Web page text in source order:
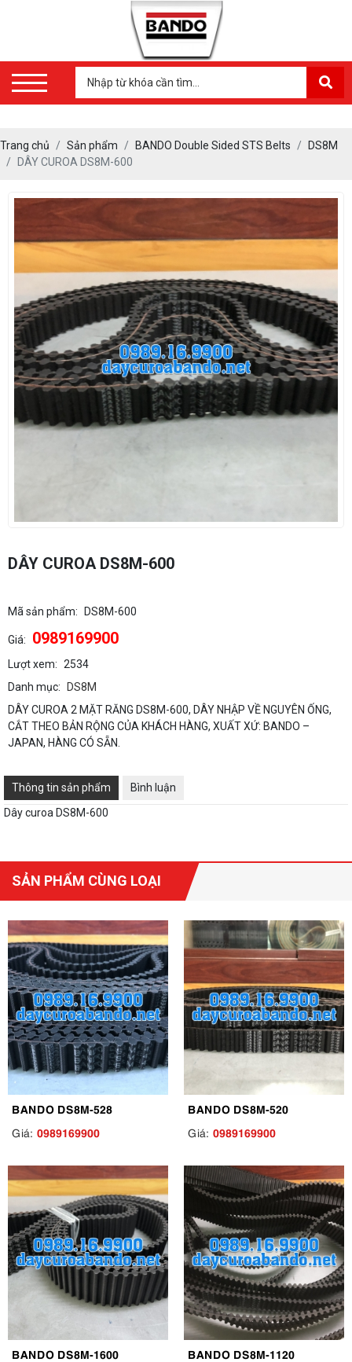
Trang chủ Sản phẩm BANDO Double Sided STS Belts
DS8M
DÂY CUROA DS8M-600
DÂY CUROA DS8M-600
Mã sản phẩm: DS8M-600
Giá: 0989169900
Lượt xem: 2534
Danh mục:
DS8M
DÂY CUROA 2 MẶT RĂNG DS8M-600, DÂY NHẬP VỀ NGUYÊN ỐNG,
CẮT THEO BẢN RỘNG CỦA KHÁCH HÀNG, XUẤT XỨ: BANDO –
JAPAN, HÀNG CÓ SẴN.
Thông tin sản phẩm
Bình luận
Dây curoa DS8M-600
SẢN PHẨM CÙNG LOẠI
BANDO DS8M-528
Giá: 0989169900
BANDO DS8M-520
Giá: 0989169900
BANDO DS8M-1600 BANDO DS8M-1120